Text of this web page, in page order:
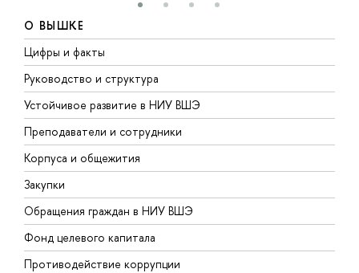
О ВЫШКЕ
Цифры и факты
Руководство и структура
Устойчивое развитие в НИУ ВШЭ
Преподаватели и сотрудники
Корпуса и общежития
Закупки
Обращения граждан в НИУ ВШЭ
Фонд целевого капитала
Противодействие коррупции